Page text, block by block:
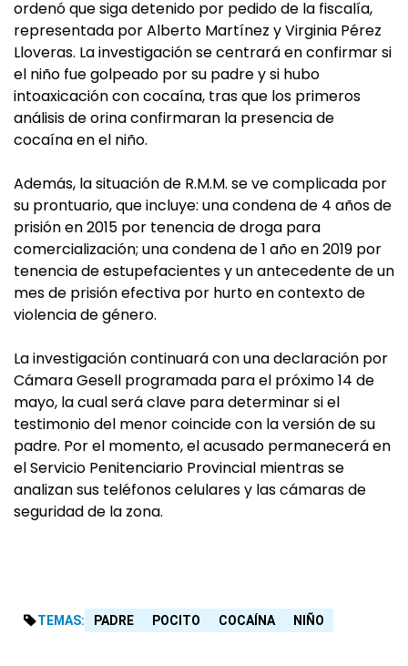
ordenó que siga detenido por pedido de la fiscalía,
representada por Alberto Martínez y Virginia Pérez
Lloveras. La investigación se centrará en confirmar si
el niño fue golpeado por su padre y si hubo
intoaxicación con cocaína, tras que los primeros
análisis de orina confirmaran la presencia de
cocaína en el niño.
Además, la situación de R.M.M. se ve complicada por
su prontuario, que incluye: una condena de 4 años de
prisión en 2015 por tenencia de droga para
comercialización; una condena de 1 año en 2019 por
tenencia de estupefacientes y un antecedente de un
mes de prisión efectiva por hurto en contexto de
violencia de género.
La investigación continuará con una declaración por
Cámara Gesell programada para el próximo 14 de
mayo, la cual será clave para determinar si el
testimonio del menor coincide con la versión de su
padre. Por el momento, el acusado permanecerá en
el Servicio Penitenciario Provincial mientras se
analizan sus teléfonos celulares y las cámaras de
seguridad de la zona.
TEMAS: PADRE POCITO COCAÍNA NIÑO